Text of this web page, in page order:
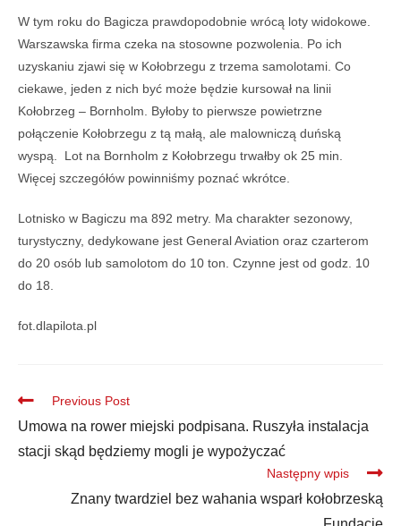
W tym roku do Bagicza prawdopodobnie wrócą loty widokowe.
Warszawska firma czeka na stosowne pozwolenia. Po ich
uzyskaniu zjawi się w Kołobrzegu z trzema samolotami. Co
ciekawe, jeden z nich być może będzie kursował na linii
Kołobrzeg – Bornholm. Byłoby to pierwsze powietrzne
połączenie Kołobrzegu z tą małą, ale malowniczą duńską
wyspą. Lot na Bornholm z Kołobrzegu trwałby ok 25 min.
Więcej szczegółów powinniśmy poznać wkrótce.
Lotnisko w Bagiczu ma 892 metry. Ma charakter sezonowy,
turystyczny, dedykowane jest General Aviation oraz czarterom
do 20 osób lub samolotom do 10 ton. Czynne jest od godz. 10
do 18.
fot.dlapilota.pl
Previous Post
Umowa na rower miejski podpisana. Ruszyła instalacja
stacji skąd będziemy mogli je wypożyczać
Następny wpis
Znany twardziel bez wahania wsparł kołobrzeską